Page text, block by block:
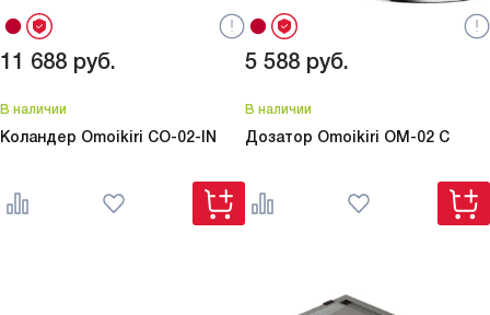
11 688 руб.
В наличии
Коландер Omoikiri CO-02-IN
5 588 руб.
В наличии
Дозатор Omoikiri OM-02 C